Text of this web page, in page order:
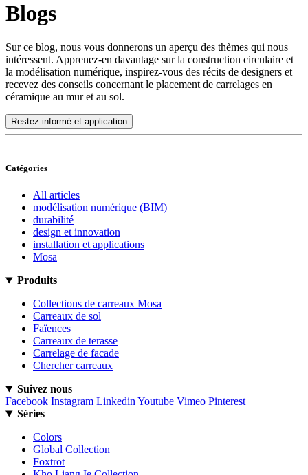
Blogs
Sur ce blog, nous vous donnerons un aperçu des thèmes qui nous
intéressent. Apprenez-en davantage sur la construction circulaire et
la modélisation numérique, inspirez-vous des récits de designers et
recevez des conseils concernant le placement de carrelages en
céramique au mur et au sol.
Restez informé et application
Catégories
All articles
modélisation numérique (BIM)
durabilité
design et innovation
installation et applications
Mosa
Produits
Collections de carreaux Mosa
Carreaux de sol
Faïences
Carreaux de terasse
Carrelage de facade
Chercher carreaux
Suivez nous
Facebook Instagram Linkedin Youtube Vimeo Pinterest
Séries
Colors
Global Collection
Foxtrot